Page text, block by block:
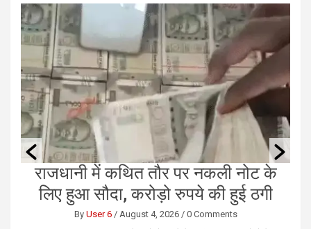
राजधानी में कथित तौर पर नकली नोट के
लिए हुआ सौदा, करोड़ो रुपये की हुई ठगी
By User 6/ August 4, 2026/ 0 Comments